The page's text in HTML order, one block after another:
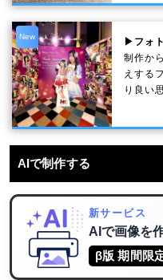
New
▶フォ
制作か
えする
り良い
AIで制作する
新サービス
AIで画像を
β版 期間限